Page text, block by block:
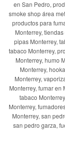
en San Pedro,
smoke shop área
productos para
Monterrey,
pipas Monterrey,
tabaco Monterrey,
Monterrey, humo
Monterrey,
Monterrey,
Monterrey, fumar en
tabaco
Monterrey,
Monterrey, san
san pedro garza,